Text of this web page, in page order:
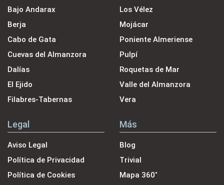
Bajo Andarax
Berja
Cabo de Gata
Cuevas del Almanzora
Dalías
El Ejido
Filabres-Tabernas
Los Vélez
Mojácar
Poniente Almeriense
Pulpí
Roquetas de Mar
Valle del Almanzora
Vera
Legal
Aviso Legal
Política de Privacidad
Política de Cookies
Más
Blog
Trivial
Mapa 360˚